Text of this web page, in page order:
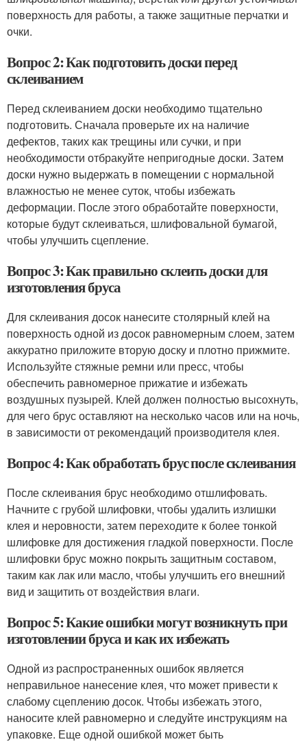
поверхность для работы, а также защитные перчатки и
очки.
Вопрос 2: Как подготовить доски перед
склеиванием
Перед склеиванием доски необходимо тщательно
подготовить. Сначала проверьте их на наличие
дефектов, таких как трещины или сучки, и при
необходимости отбракуйте непригодные доски. Затем
доски нужно выдержать в помещении с нормальной
влажностью не менее суток, чтобы избежать
деформации. После этого обработайте поверхности,
которые будут склеиваться, шлифовальной бумагой,
чтобы улучшить сцепление.
Вопрос 3: Как правильно склеить доски для
изготовления бруса
Для склеивания досок нанесите столярный клей на
поверхность одной из досок равномерным слоем, затем
аккуратно приложите вторую доску и плотно прижмите.
Используйте стяжные ремни или пресс, чтобы
обеспечить равномерное прижатие и избежать
воздушных пузырей. Клей должен полностью высохнуть,
для чего брус оставляют на несколько часов или на ночь,
в зависимости от рекомендаций производителя клея.
Вопрос 4: Как обработать брус после склеивания
После склеивания брус необходимо отшлифовать.
Начните с грубой шлифовки, чтобы удалить излишки
клея и неровности, затем переходите к более тонкой
шлифовке для достижения гладкой поверхности. После
шлифовки брус можно покрыть защитным составом,
таким как лак или масло, чтобы улучшить его внешний
вид и защитить от воздействия влаги.
Вопрос 5: Какие ошибки могут возникнуть при
изготовлении бруса и как их избежать
Одной из распространенных ошибок является
неправильное нанесение клея, что может привести к
слабому сцеплению досок. Чтобы избежать этого,
наносите клей равномерно и следуйте инструкциям на
упаковке. Еще одной ошибкой может быть